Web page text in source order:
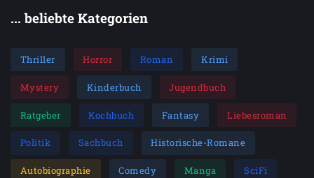
... beliebte Kategorien
Thriller Horror Roman Krimi
Mystery Kinderbuch Jugendbuch
Ratgeber Kochbuch Fantasy Liebesroman
Politik Sachbuch Historische-Romane
Autobiographie Comedy Manga SciFi